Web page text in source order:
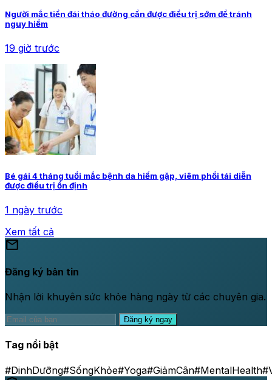
Người mắc tiền đái tháo đường cần được điều trị sớm để tránh
nguy hiểm
19 giờ trước
Bé gái 4 tháng tuổi mắc bệnh da hiếm gặp, viêm phổi tái diễn
được điều trị ổn định
1 ngày trước
Xem tất cả
mail
Đăng ký bản tin
Nhận lời khuyên sức khỏe hàng ngày từ các chuyên gia.
Đăng ký ngay
Tag nổi bật
#DinhDưỡng#SốngKhỏe#Yoga#GiảmCân#MentalHealth